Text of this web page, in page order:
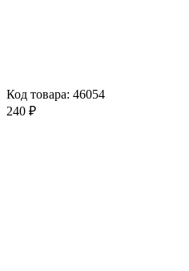
Код товара: 46054
240 ₽